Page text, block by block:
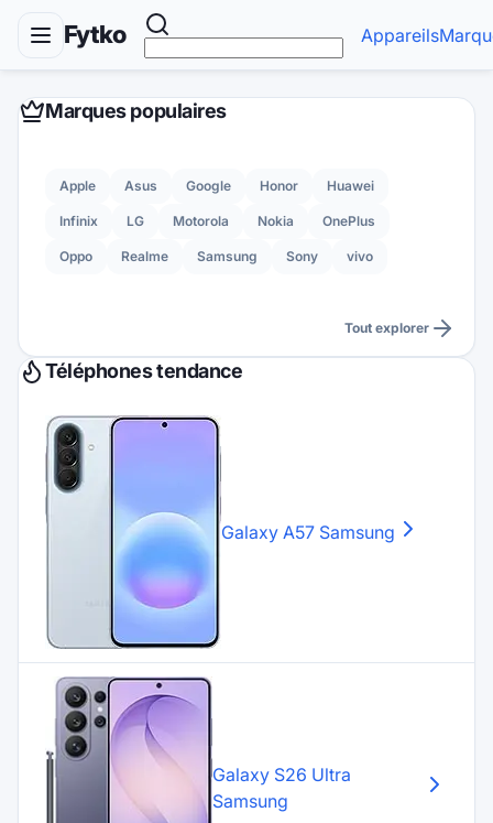
Fytko Appareils
Marques populaires
Apple Asus Google Honor Huawei
Infinix LG Motorola Nokia OnePlus
Oppo Realme Samsung Sony vivo
Tout explorer
Téléphones tendance
Galaxy A57 Samsung
Galaxy S26 Ultra
Samsung